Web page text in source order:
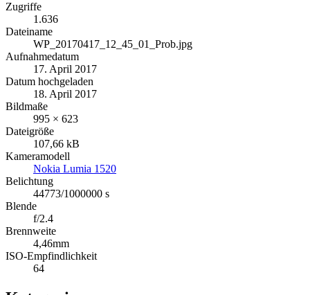
Zugriffe
1.636
Dateiname
WP_20170417_12_45_01_Prob.jpg
Aufnahmedatum
17. April 2017
Datum hochgeladen
18. April 2017
Bildmaße
995 × 623
Dateigröße
107,66 kB
Kameramodell
Nokia Lumia 1520
Belichtung
44773/1000000 s
Blende
f/2.4
Brennweite
4,46mm
ISO-Empfindlichkeit
64